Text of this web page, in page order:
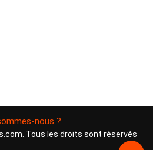
nous ?
Tous les droits sont réservés